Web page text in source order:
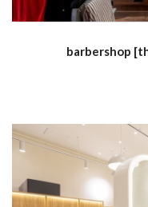
barbershop